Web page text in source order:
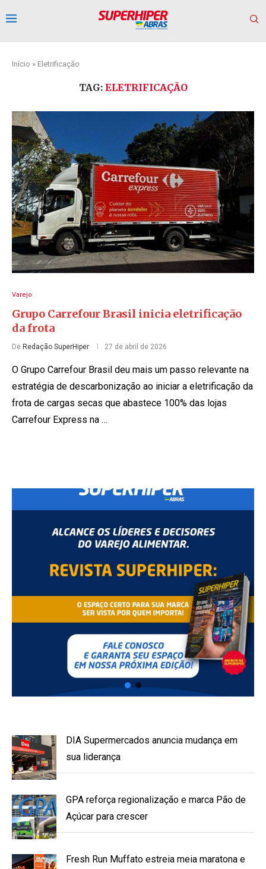
Início » Eletrificação
TAG: ELETRIFICAÇÃO
Varejo
Grupo Carrefour Brasil inicia eletrificação
da frota
De Redação SuperHiper 27 de abril de 2026
O Grupo Carrefour Brasil deu mais um passo relevante na
estratégia de descarbonização ao iniciar a eletrificação da
frota de cargas secas que abastece 100% das lojas
Carrefour Express na …
DIA Supermercados anuncia mudança em
sua liderança
GPA reforça regionalização e marca Pão de
Açúcar para crescer
Fresh Run Muffato estreia meia maratona e